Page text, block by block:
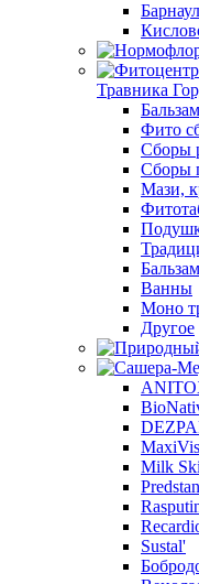
Травника
Фито
Сборы
Сборы
Мази,
Ванны
Моно
Другое
Milk
Sustal'